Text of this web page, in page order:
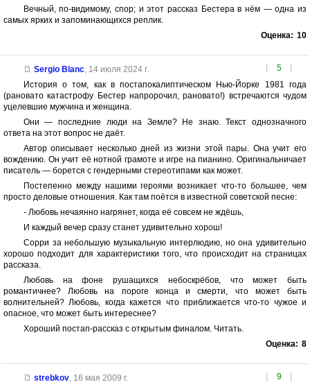
Вечный, по-видимому, спор; и этот рассказ Бестера в нём — одна из
самых ярких и запоминающихся реплик.
Оценка: 10
[ 5 ]
Sergio Blanc, 14 июля 2024 г.
История о том, как в постапокалиптическом Нью-Йорке 1981 года
(рановато катастрофу Бестер напророчил, рановато!) встречаются чудом
уцелевшие мужчина и женщина.
Они — последние люди на Земле? Не знаю. Текст однозначного
ответа на этот вопрос не даёт.
Автор описывает несколько дней из жизни этой пары. Она учит его
вождению. Он учит её нотной грамоте и игре на пианино. Оригинальничает
писатель — борется с гендерными стереотипами как может.
Постепенно между нашими героями возникает что-то большее, чем
просто деловые отношения. Как там поётся в известной советской песне:
- Любовь нечаянно нагрянет, когда её совсем не ждёшь,
И каждый вечер сразу станет удивительно хорош!
Сорри за небольшую музыкальную интерлюдию, но она удивительно
хорошо подходит для характеристики того, что происходит на страницах
рассказа.
Любовь на фоне рушащихся небоскрёбов, что может быть
романтичнее? Любовь на пороге конца и смерти, что может быть
волнительней? Любовь, когда кажется что приближается что-то чужое и
опасное, что может быть интереснее?
Хороший постап-рассказ с открытым финалом. Читать.
Оценка: 8
[ 9 ]
strebkov, 16 мая 2009 г.